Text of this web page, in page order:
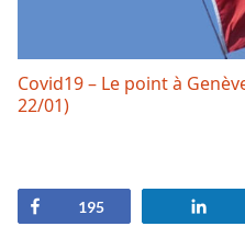
Covid19 – Le point à
22/01)
Partagez
195